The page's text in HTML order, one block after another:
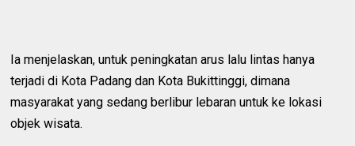
Ia menjelaskan, untuk peningkatan arus lalu lintas hanya
terjadi di Kota Padang dan Kota Bukittinggi, dimana
masyarakat yang sedang berlibur lebaran untuk ke lokasi
objek wisata.